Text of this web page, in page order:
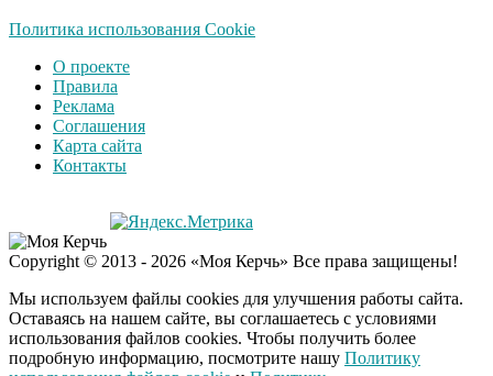
Ролик длится
смеяться вы будете
Королева вагона
отожгла! Видео не
оставит равнодушным
патриотизме
Плющенко отправляет
сына выступать за
Азербайджан
Политика использования Cookie
О проекте
Правила
Реклама
Соглашения
Карта сайта
Контакты
Copyright © 2013 - 2026 «Моя Керчь» Все права защищены!
Мы используем файлы cookies для улучшения работы сайта.
Оставаясь на нашем сайте, вы соглашаетесь с условиями
использования файлов cookies. Чтобы получить более
подробную информацию, посмотрите нашу Политику